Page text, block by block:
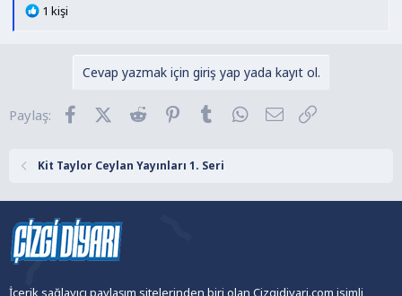
T
e
1 kişi
Cevap yazmak için giriş yap yada kayıt ol.
Paylaş: FacebookX (Twitter)
Reddit Pinterest
Tumblr WhatsApp
E-posta
Kit Taylor Ceylan Yayınları 1. Seri
İçerik sağlayıcı paylaşım sitelerinden biri olan Cizgidiyari.com isimli